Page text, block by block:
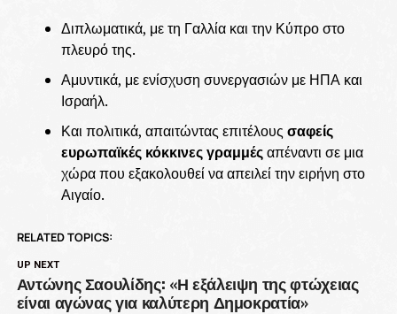
Διπλωματικά, με τη Γαλλία και την Κύπρο στο
πλευρό της.
Αμυντικά, με ενίσχυση συνεργασιών με ΗΠΑ και
Ισραήλ.
Και πολιτικά, απαιτώντας επιτέλους σαφείς
ευρωπαϊκές κόκκινες γραμμέςαπέναντι σε μια
χώρα που εξακολουθεί να απειλεί την ειρήνη στο
Αιγαίο.
RELATED TOPICS:
UP NEXT
Αντώνης Σαουλίδης: «Η εξάλειψη της φτώχειας
είναι αγώνας για καλύτερη Δημοκρατία»